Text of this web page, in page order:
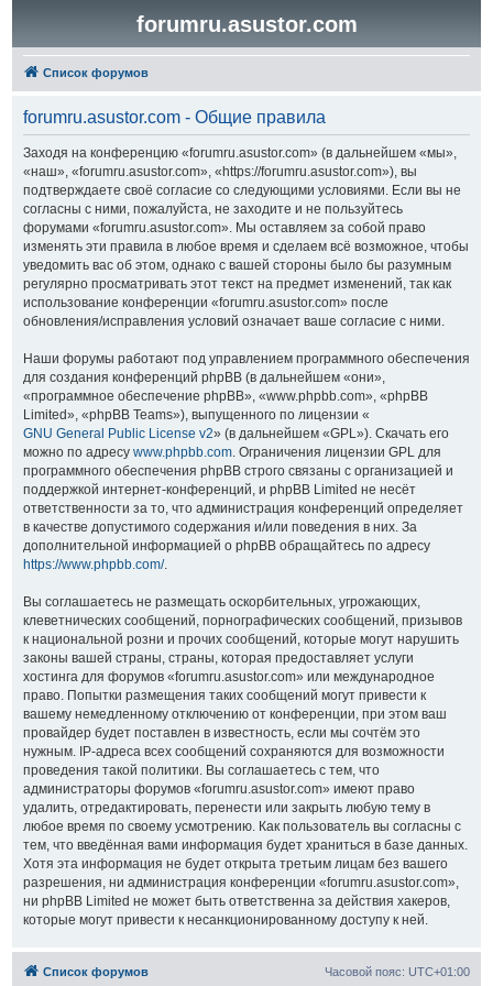
forumru.asustor.com
Список форумов
forumru.asustor.com - Общие правила
Заходя на конференцию «forumru.asustor.com» (в дальнейшем «мы»,
«наш», «forumru.asustor.com», «https://forumru.asustor.com»), вы
подтверждаете своё согласие со следующими условиями. Если вы не
согласны с ними, пожалуйста, не заходите и не пользуйтесь
форумами «forumru.asustor.com». Мы оставляем за собой право
изменять эти правила в любое время и сделаем всё возможное, чтобы
уведомить вас об этом, однако с вашей стороны было бы разумным
регулярно просматривать этот текст на предмет изменений, так как
использование конференции «forumru.asustor.com» после
обновления/исправления условий означает ваше согласие с ними.
Наши форумы работают под управлением программного обеспечения
для создания конференций phpBB (в дальнейшем «они»,
«программное обеспечение phpBB», «www.phpbb.com», «phpBB
Limited», «phpBB Teams»), выпущенного по лицензии «
GNU General Public License v2» (в дальнейшем «GPL»). Скачать его
можно по адресу www.phpbb.com. Ограничения лицензии GPL для
программного обеспечения phpBB строго связаны с организацией и
поддержкой интернет-конференций, и phpBB Limited не несёт
ответственности за то, что администрация конференций определяет
в качестве допустимого содержания и/или поведения в них. За
дополнительной информацией о phpBB обращайтесь по адресу
https://www.phpbb.com/.
Вы соглашаетесь не размещать оскорбительных, угрожающих,
клеветнических сообщений, порнографических сообщений, призывов
к национальной розни и прочих сообщений, которые могут нарушить
законы вашей страны, страны, которая предоставляет услуги
хостинга для форумов «forumru.asustor.com» или международное
право. Попытки размещения таких сообщений могут привести к
вашему немедленному отключению от конференции, при этом ваш
провайдер будет поставлен в известность, если мы сочтём это
нужным. IP-адреса всех сообщений сохраняются для возможности
проведения такой политики. Вы соглашаетесь с тем, что
администраторы форумов «forumru.asustor.com» имеют право
удалить, отредактировать, перенести или закрыть любую тему в
любое время по своему усмотрению. Как пользователь вы согласны с
тем, что введённая вами информация будет храниться в базе данных.
Хотя эта информация не будет открыта третьим лицам без вашего
разрешения, ни администрация конференции «forumru.asustor.com»,
ни phpBB Limited не может быть ответственна за действия хакеров,
которые могут привести к несанкционированному доступу к ней.
Список форумов Часовой пояс: UTC+01:00